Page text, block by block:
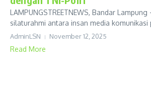
LAMPUNGSTREETNEWS, Bandar
silaturahmi antara insan media
AdminLSN November 12, 2025
Read More